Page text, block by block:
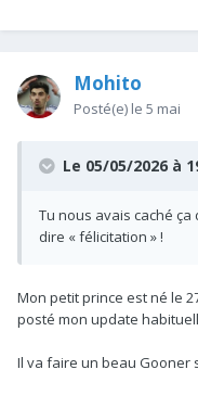
Mohito
Posté(e) le 5 mai
Le 05/05/2026 à
Tu nous avais caché
dire « félicitation » !
Mon petit prince est né le
posté mon update
Il va faire un beau Gooner